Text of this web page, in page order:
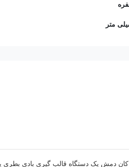
دمش یک دستگاه قالب گیری بادی بطری